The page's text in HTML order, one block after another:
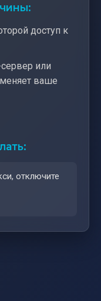
доступ к
или
ваше
отключите